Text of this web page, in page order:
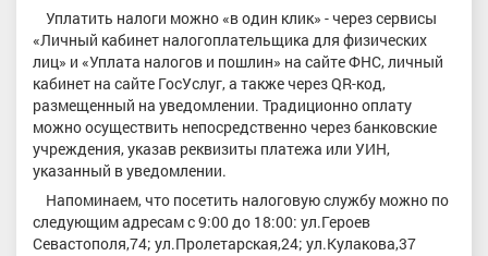
Уплатить налоги можно «в один клик» - через сервисы
«Личный кабинет налогоплательщика для физических
лиц» и «Уплата налогов и пошлин» на сайте ФНС, личный
кабинет на сайте ГосУслуг, а также через QR-код,
размещенный на уведомлении. Традиционно оплату
можно осуществить непосредственно через банковские
учреждения, указав реквизиты платежа или УИН,
указанный в уведомлении.
Напоминаем, что посетить налоговую службу можно по
следующим адресам с 9:00 до 18:00: ул.Героев
Севастополя,74; ул.Пролетарская,24; ул.Кулакова,37